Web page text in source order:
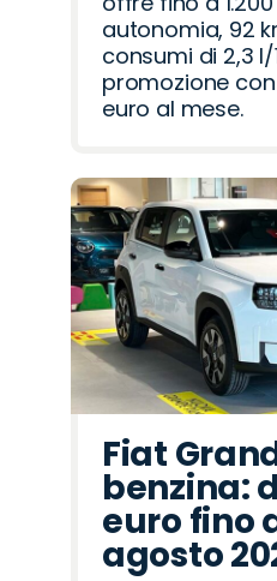
autonomia, 92
consumi di 2,3
promozione
euro al mese.
Fiat
benzina:
euro fino
agosto